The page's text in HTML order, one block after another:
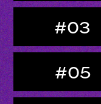
#03
#05